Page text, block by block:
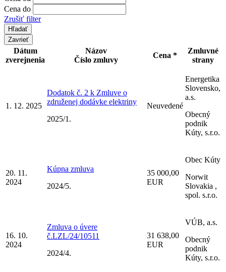
Cena do
Zrušiť filter
Zavrieť
Dátum
zverejnenia
Názov
Číslo zmluvy
Cena *
Zmluvné
strany
1. 12. 2025
Dodatok č. 2 k Zmluve o
združenej dodávke elektriny
2025/1.
Neuvedené
Energetika
Slovensko,
a.s.
Obecný
podnik
Kúty, s.r.o.
20. 11.
2024
Kúpna zmluva
2024/5.
35 000,00
EUR
Obec Kúty
Norwit
Slovakia ,
spol. s.r.o.
16. 10.
2024
Zmluva o úvere
č.LZL/24/10511
2024/4.
31 638,00
EUR
VÚB, a.s.
Obecný
podnik
Kúty, s.r.o.